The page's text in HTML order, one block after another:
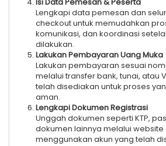
Lengkapi data pemesan dan
checkout untuk memudahkan
komunikasi, dan koordinasi
dilakukan.
Lakukan Pembayaran Uang Muka
Lakukan pembayaran sesuai
melalui transfer bank, tunai, atau
telah disediakan untuk proses
aman.
Lengkapi Dokumen Registrasi
Unggah dokumen seperti KTP,
dokumen lainnya melalui website
menggunakan akun yang telah